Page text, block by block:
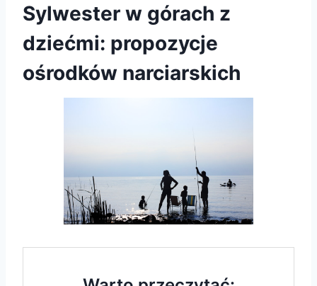
Sylwester w górach z
dziećmi: propozycje
ośrodków narciarskich